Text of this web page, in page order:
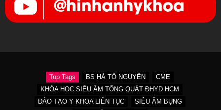
Top Tags BS HÀ TỐ NGUYÊN
CME
KHÓA HỌC SIÊU ÂM TỔNG QUÁT ĐHYD HCM
ĐÀO TẠO Y KHOA LIÊN TỤC
SIÊU ÂM BỤNG